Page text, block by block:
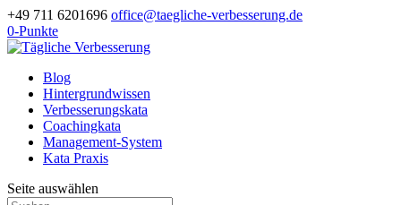
+49 711 6201696 office@taegliche-verbesserung.de
0-Punkte
Blog
Hintergrundwissen
Verbesserungskata
Coachingkata
Management-System
Kata Praxis
Seite auswählen